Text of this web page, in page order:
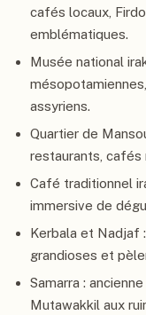
cafés locaux,
emblématiques.
Musée national
assyriens.
Quartier de
restaurants, cafés
Café traditionnel
immersive de
Kerbala et Nadjaf
grandioses et
Samarra :
Mutawakkil aux